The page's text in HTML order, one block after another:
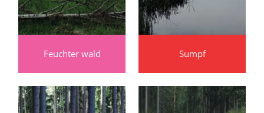
Feuchter wald Sumpf